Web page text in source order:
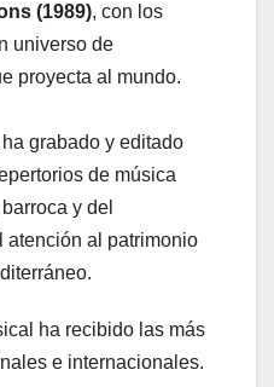
(1989), con los
universo de
proyecta al mundo.
grabado y editado
de música
y del
atención al patrimonio
ha recibido las más
e internacionales.